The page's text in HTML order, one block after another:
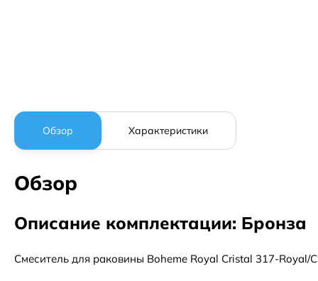
Обзор Характеристики
Обзор
Описание комплектации: Бронза
Смеситель для раковины Boheme Royal Cristal 317-Royal/